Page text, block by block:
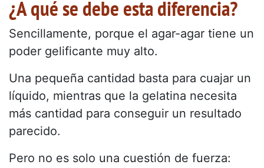
¿A qué se debe esta diferencia?
Sencillamente, porque el agar-agar tiene un
poder gelificante muy alto.
Una pequeña cantidad basta para cuajar un
líquido, mientras que la gelatina necesita
más cantidad para conseguir un resultado
parecido.
Pero no es solo una cuestión de fuerza: